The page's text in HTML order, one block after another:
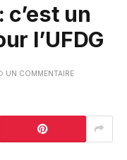
un
l’UFDG
UN COMMENTAIRE